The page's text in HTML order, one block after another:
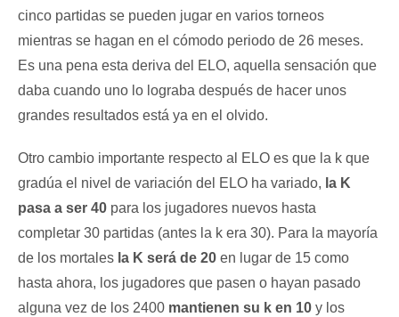
cinco partidas se pueden jugar en varios torneos
mientras se hagan en el cómodo periodo de 26 meses.
Es una pena esta deriva del ELO, aquella sensación que
daba cuando uno lo lograba después de hacer unos
grandes resultados está ya en el olvido.
Otro cambio importante respecto al ELO es que la k que
gradúa el nivel de variación del ELO ha variado, la K
pasa a ser 40 para los jugadores nuevos hasta
completar 30 partidas (antes la k era 30). Para la mayoría
de los mortales la K será de 20 en lugar de 15 como
hasta ahora, los jugadores que pasen o hayan pasado
alguna vez de los 2400 mantienen su k en 10 y los